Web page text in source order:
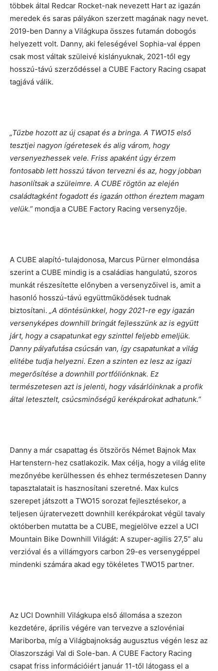
többek által Redcar Rocket-nak nevezett Hart az igazán
meredek és saras pályákon szerzett magának nagy nevet.
2019-ben Danny a Világkupa összes futamán dobogós
helyezett volt. Danny, aki feleségével Sophia-val éppen
csak most váltak szüleivé kislányuknak, 2021-től egy
hosszú-távú szerződéssel a CUBE Factory Racing csapat
tagjává válik.
„Tűzbe hozott az új csapat és a bringa. A TWO15 első
tesztjei nagyon ígéretesek és alig várom, hogy
versenyezhessek vele. Friss apaként úgy érzem
fontosabb lett hosszú távon tervezni és az, hogy jobban
hasonlítsak a szüleimre. A CUBE rögtön az elején
családtagként fogadott és igazán otthon éreztem magam
velük.” mondja a CUBE Factory Racing versenyzője.
A CUBE alapító-tulajdonosa, Marcus Pürner elmondása
szerint a CUBE mindig is a családias hangulatú, szoros
munkát részesítette előnyben a versenyzőivel is, amit a
hasonló hosszú-távú együttműködések tudnak
biztosítani. „A döntésünkkel, hogy 2021-re egy igazán
versenyképes downhill bringát fejlesszünk az is együtt
járt, hogy a csapatunkat egy szinttel feljebb emeljük.
Danny pályafutása csúcsán van, így csapatunkat a világ
elitébe tudja helyezni. Ezen a szinten ez lesz az igazi
megerősítése a downhill portfóliónknak. Ez
természetesen azt is jelenti, hogy vásárlóinknak a profik
által letesztelt, csúcsminőségű kerékpárokat adhatunk.”
Danny a már csapattag és ötszörös Német Bajnok Max
Hartenstern-hez csatlakozik. Max célja, hogy a világ elite
mezőnyébe kerülhessen és ehhez természetesen Danny
tapasztalatait is hasznosítani szeretné. Max kulcs
szerepet játszott a TWO15 sorozat fejlesztésekor, a
teljesen újratervezett downhill kerékpárokat végül tavaly
októberben mutatta be a CUBE, megjelölve ezzel a UCI
Mountain Bike Downhill Világát: A szuper-agilis 27,5” alu
verzióval és a villámgyors carbon 29-es versenygéppel
mindenki számára akad egy tökéletes TWO15 partner.
Az UCI Downhill Világkupa első állomása a szezon
kezdetére, április végére van tervezve a szlovéniai
Mariborba, míg a Világbajnokság augusztus végén lesz az
Olaszországi Val di Sole-ban. A CUBE Factory Racing
csapat friss információiért január 11-től látogass el a